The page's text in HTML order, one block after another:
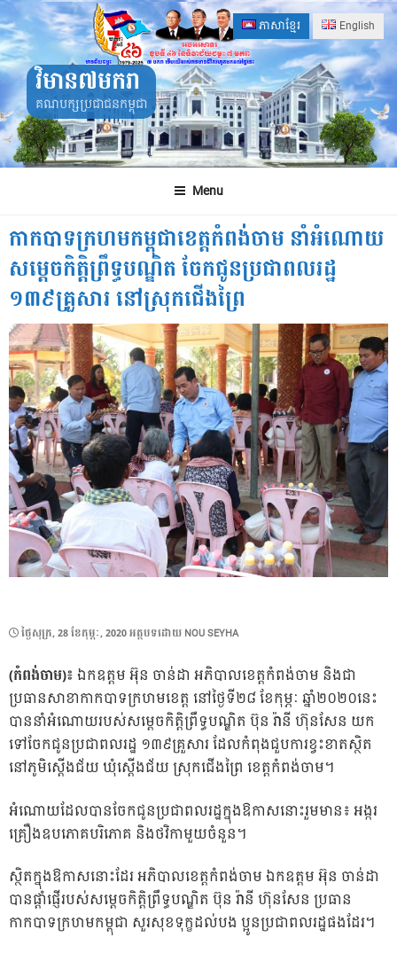
Skip
to
content
ភាសាខ្មែរ English
វិមាន៧មករា
គណបក្សប្រជាជនកម្ពុជា
Menu
កាកបាទក្រហមកម្ពុជាខេត្តកំពង់ចាម នាំអំណោយ
សម្តេចកិត្តិព្រឹទ្ធបណ្ឌិត ចែកជូនប្រជាពលរដ្ឋ
១៣៩គ្រួសារ នៅស្រុកជើងព្រៃ
POSTED
ថ្ងៃ​សុក្រ, 28 ខែ​កុម្ភៈ, 2020អត្ថបទដោយ NOU SEYHA
(កំពង់ចាម)៖ឯកឧត្តម អ៊ុន ចាន់ដា អភិបាលខេត្តកំពង់ចាម និងជា
ប្រធានសាខាកាកបាទក្រហមខេត្ត នៅថ្ងៃទី២៨ ខែកុម្ភៈ ឆ្នាំ២០២០នេះ
បាននាំអំណោយរបស់សម្ដេចកិត្តិព្រឹទ្ធបណ្ឌិត ប៊ុន រ៉ានី ហ៊ុនសែន យក
ទៅចែកជូនប្រជាពលរដ្ឋ ១៣៩គ្រួសារ ដែលកំពុងជួបការខ្វះខាតស្ថិត
នៅភូមិស្ដើងជ័យ ឃុំស្ដើងជ័យ ស្រុកជើងព្រៃ ខេត្តកំពង់ចាម។
អំណោយដែលបានចែកជូនប្រជាពលរដ្ឋក្នុងឱកាសនោះរួមមាន៖ អង្ករ
គ្រឿងឧបភោគបរិភោគ និងថវិកាមួយចំនួន។
ស្ថិតក្នុងឱកាសនោះដែរ អភិបាលខេត្តកំពង់ចាម ឯកឧត្តម អ៊ុន ចាន់ដា
បានផ្ដាំផ្ញើរបស់សម្ដេចកិត្តិព្រឹទ្ធបណ្ឌិត ប៊ុន រ៉ានី ហ៊ុនសែន ប្រធាន
កាកបាទក្រហមកម្ពុជា សួរសុខទុក្ខដល់បង ប្អូនប្រជាពលរដ្ឋផងដែរ។